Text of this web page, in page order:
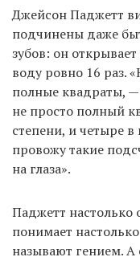
Джейсон Паджетт
подчинены даже
зубов: он
воду ровно 16 раз.
полные квадраты,
не просто полный
степени, и четыре
провожу такие
на глаза».
Паджетт
понимает
называют гением.